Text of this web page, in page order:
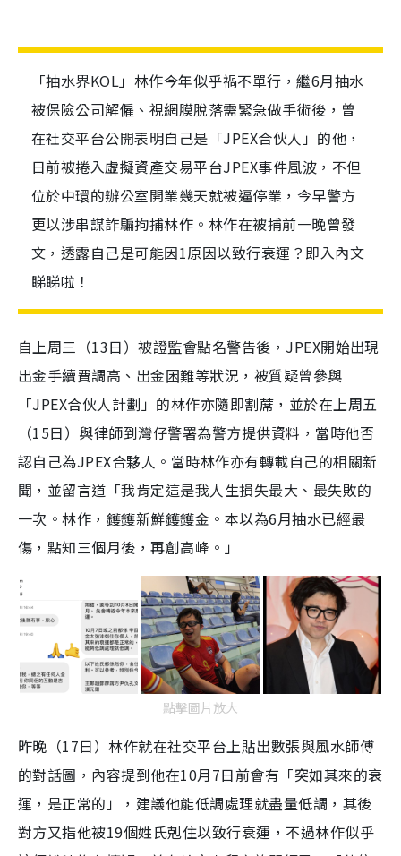
「抽水界KOL」林作今年似乎禍不單行，繼6月抽水
被保險公司解僱、視網膜脫落需緊急做手術後，曾
在社交平台公開表明自己是「JPEX合伙人」的他，
日前被捲入虛擬資產交易平台JPEX事件風波，不但
位於中環的辦公室開業幾天就被逼停業，今早警方
更以涉串謀詐騙拘捕林作。林作在被捕前一晚曾發
文，透露自己是可能因1原因以致行衰運？即入內文
睇睇啦！
自上周三（13日）被證監會點名警告後，JPEX開始出現
出金手續費調高、出金困難等狀況，被質疑曾參與
「JPEX合伙人計劃」的林作亦隨即割蓆，並於在上周五
（15日）與律師到灣仔警署為警方提供資料，當時他否
認自己為JPEX合夥人。當時林作亦有轉載自己的相關新
聞，並留言道「我肯定這是我人生損失最大、最失敗的
一次。林作，鑊鑊新鮮鑊鑊金。本以為6月抽水已經最
傷，點知三個月後，再創高峰。」
點擊圖片放大
昨晚（17日）林作就在社交平台上貼出數張與風水師傅
的對話圖，內容提到他在10月7日前會有「突如其來的衰
運，是正常的」，建議他能低調處理就盡量低調，其後
對方又指他被19個姓氏剋住以致行衰運 ，不過林作似乎